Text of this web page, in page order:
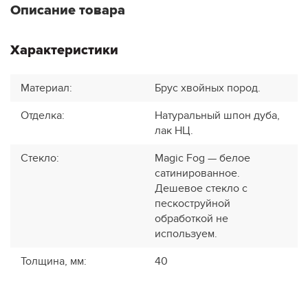
Описание товара
Характеристики
Материал:
Брус хвойных пород.
Отделка:
Натуральный шпон дуба,
лак НЦ.
Стекло:
Magic Fog — белое
сатинированное.
Дешевое стекло с
пескоструйной
обработкой не
используем.
Толщина, мм: 40